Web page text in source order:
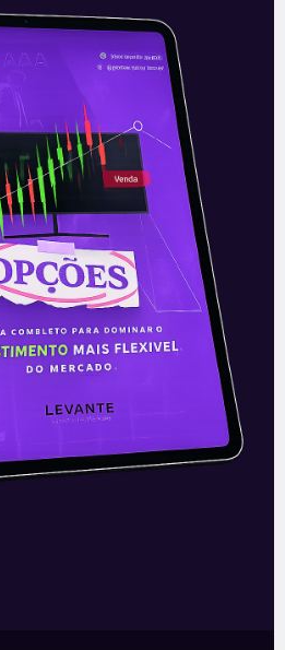
estratégia de
chegando ao final do
de toda sua
no país. O conceito
é similar